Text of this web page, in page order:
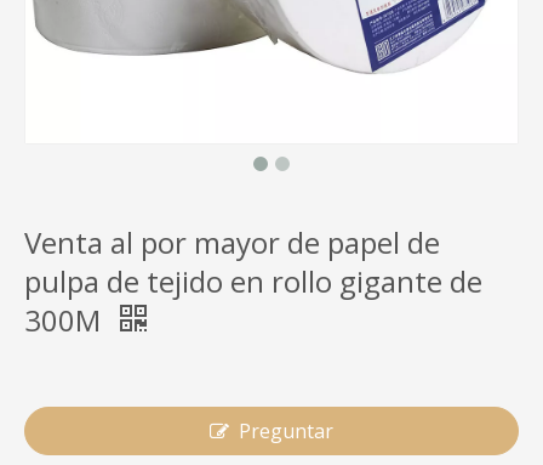
Venta al por mayor de papel de
pulpa de tejido en rollo gigante de
300M
Preguntar